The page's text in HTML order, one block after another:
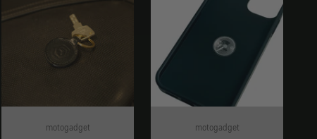
motogadget motogadget